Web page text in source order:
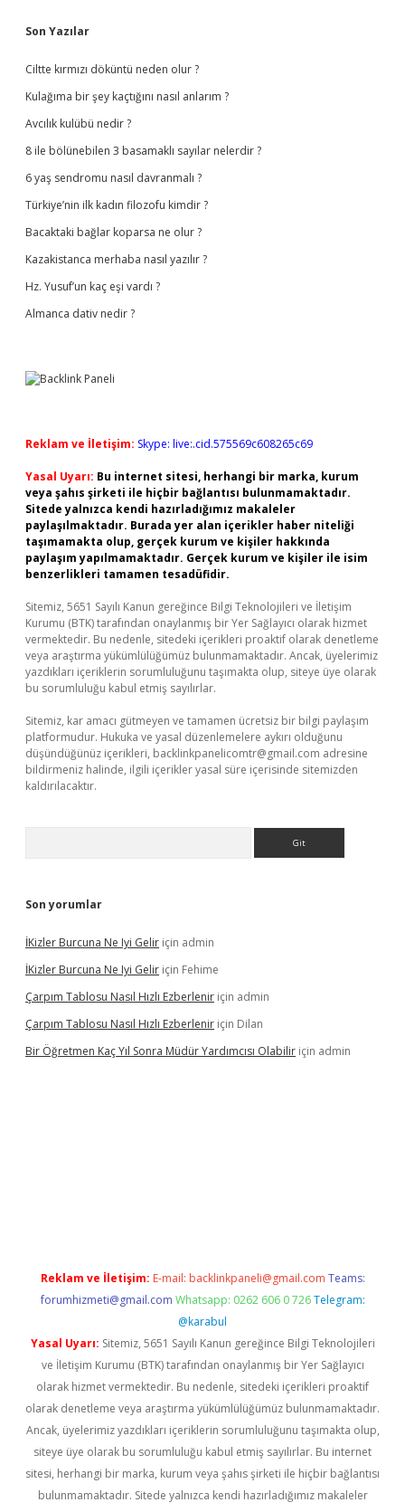
Sidebar
Son Yazılar
Ciltte kırmızı döküntü neden olur ?
Kulağıma bir şey kaçtığını nasıl anlarım ?
Avcılık kulübü nedir ?
8 ile bölünebilen 3 basamaklı sayılar nelerdir ?
6 yaş sendromu nasıl davranmalı ?
Türkiye’nin ilk kadın filozofu kimdir ?
Bacaktaki bağlar koparsa ne olur ?
Kazakistanca merhaba nasıl yazılır ?
Hz. Yusuf’un kaç eşi vardı ?
Almanca dativ nedir ?
Reklam ve İletişim: Skype: live:.cid.575569c608265c69
Yasal Uyarı: Bu internet sitesi, herhangi bir marka, kurum
veya şahıs şirketi ile hiçbir bağlantısı bulunmamaktadır.
Sitede yalnızca kendi hazırladığımız makaleler
paylaşılmaktadır. Burada yer alan içerikler haber niteliği
taşımamakta olup, gerçek kurum ve kişiler hakkında
paylaşım yapılmamaktadır. Gerçek kurum ve kişiler ile isim
benzerlikleri tamamen tesadüfidir.
Sitemiz, 5651 Sayılı Kanun gereğince Bilgi Teknolojileri ve İletişim
Kurumu (BTK) tarafından onaylanmış bir Yer Sağlayıcı olarak hizmet
vermektedir. Bu nedenle, sitedeki içerikleri proaktif olarak denetleme
veya araştırma yükümlülüğümüz bulunmamaktadır. Ancak, üyelerimiz
yazdıkları içeriklerin sorumluluğunu taşımakta olup, siteye üye olarak
bu sorumluluğu kabul etmiş sayılırlar.
Sitemiz, kar amacı gütmeyen ve tamamen ücretsiz bir bilgi paylaşım
platformudur. Hukuka ve yasal düzenlemelere aykırı olduğunu
düşündüğünüz içerikleri, backlinkpanelicomtr@gmail.com adresine
bildirmeniz halinde, ilgili içerikler yasal süre içerisinde sitemizden
kaldırılacaktır.
Son yorumlar
İKizler Burcuna Ne Iyi Gelir için admin
İKizler Burcuna Ne Iyi Gelir için Fehime
Çarpım Tablosu Nasıl Hızlı Ezberlenir için admin
Çarpım Tablosu Nasıl Hızlı Ezberlenir için Dilan
Bir Öğretmen Kaç Yıl Sonra Müdür Yardımcısı Olabilir için admin
Reklam ve İletişim: E-mail: backlinkpaneli@gmail.com Teams:
forumhizmeti@gmail.com Whatsapp: 0262 606 0 726 Telegram:
@karabul
Yasal Uyarı: Sitemiz, 5651 Sayılı Kanun gereğince Bilgi Teknolojileri
ve İletişim Kurumu (BTK) tarafından onaylanmış bir Yer Sağlayıcı
olarak hizmet vermektedir. Bu nedenle, sitedeki içerikleri proaktif
olarak denetleme veya araştırma yükümlülüğümüz bulunmamaktadır.
Ancak, üyelerimiz yazdıkları içeriklerin sorumluluğunu taşımakta olup,
siteye üye olarak bu sorumluluğu kabul etmiş sayılırlar. Bu internet
sitesi, herhangi bir marka, kurum veya şahıs şirketi ile hiçbir bağlantısı
bulunmamaktadır. Sitede yalnızca kendi hazırladığımız makaleler